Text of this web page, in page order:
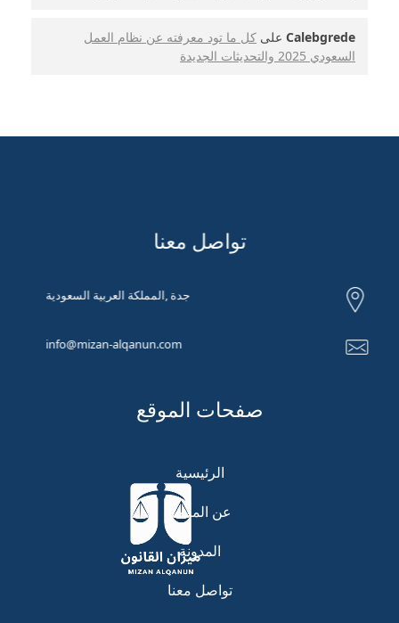
Calebgrede على كل ما تود معرفته عن نظام العمل
السعودي 2025 والتحديثات الجديدة
تواصل معنا
جدة ,المملكة العربية السعودية
info@mizan-alqanun.com
صفحات الموقع
الرئيسية
عن المنصة
المدونة
تواصل معنا